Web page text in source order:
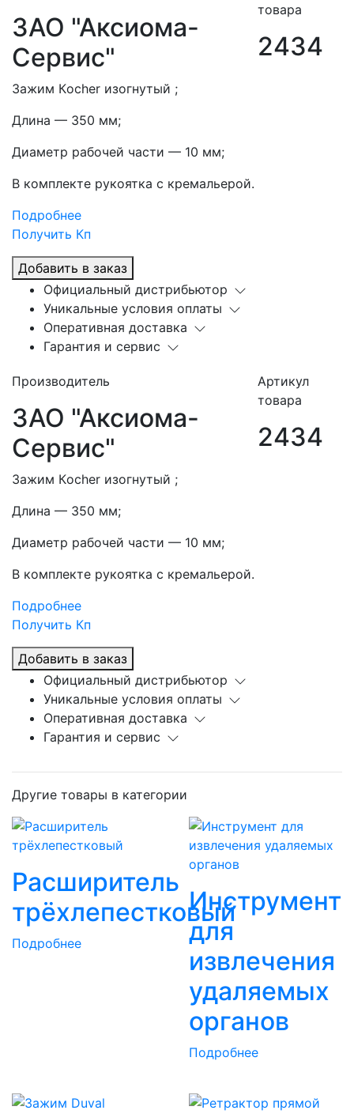
ЗАО "Аксиома-
Сервис"
товара
2434
Зажим Кocher изогнутый ;
Длина — 350 мм;
Диаметр рабочей части — 10 мм;
В комплекте рукоятка с кремальерой.
Подробнее
Получить Кп
Добавить в заказ
Официальный дистрибьютор
Уникальные условия оплаты
Оперативная доставка
Гарантия и сервис
Производитель
ЗАО "Аксиома-
Сервис"
Артикул
товара
2434
Зажим Кocher изогнутый ;
Длина — 350 мм;
Диаметр рабочей части — 10 мм;
В комплекте рукоятка с кремальерой.
Подробнее
Получить Кп
Добавить в заказ
Официальный дистрибьютор
Уникальные условия оплаты
Оперативная доставка
Гарантия и сервис
Другие товары в категории
Расширитель
трёхлепестковый
Подробнее
Инструмент
для
извлечения
удаляемых
органов
Подробнее